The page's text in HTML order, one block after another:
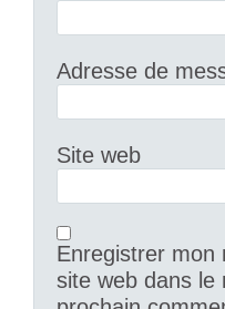
Adresse de
Site web
Enregistrer mon
site web dans le